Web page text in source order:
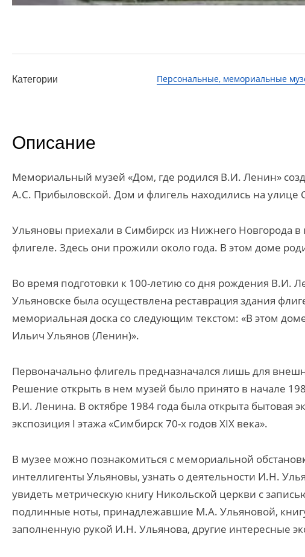
Категории Персональные, мемориальные
Описание
Мемориальный музей «Дом, где родился В.И. Ленин»
А.С. Прибыловской. Дом и флигель находились на улице
Ульяновы приехали в Симбирск из Нижнего Новгорода в
флигеле. Здесь они прожили около года. В этом доме
Во время подготовки к 100-летию со дня рождения В.И.
Ульяновске была осуществлена реставрация здания
мемориальная доска со следующим текстом: «В этом
Ильич Ульянов (Ленин)».
Первоначально флигель предназначался лишь для
Решение открыть в нем музей было принято в начале
В.И. Ленина. В октябре 1984 года была открыта бытовая
экспозиция I этажа «Симбирск 70-х годов XIX века».
В музее можно познакомиться с мемориальной
интеллигенты Ульяновы, узнать о деятельности И.Н.
увидеть метрическую книгу Никольской церкви с
подлинные ноты, принадлежавшие М.А. Ульяновой,
заполненную рукой И.Н. Ульянова, другие интересные